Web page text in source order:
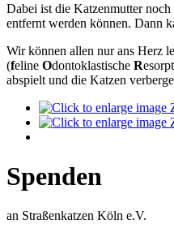
Dabei ist die Katzenmutter
entfernt werden können. Dann
Wir können allen nur ans Herz
(feline Odontoklastische R
abspielt und die Katzen
Spenden
an Straßenkatzen Köln e.V.